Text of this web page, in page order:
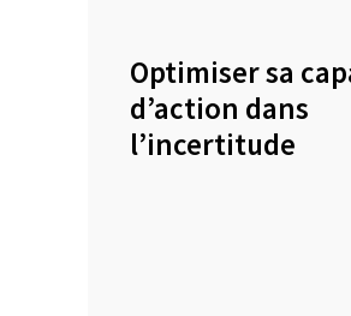
Optimiser sa
d’action dans
l’incertitude